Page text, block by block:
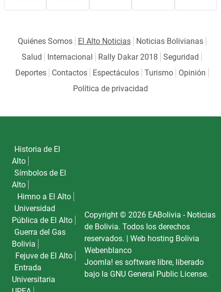
Quiénes Somos El Alto Noticias
Noticias Bolivianas
Salud
Internacional Rally Dakar 2018
Seguridad
Deportes
Contactos Espectáculos Turismo
Opinión
Política de privacidad
Historia de El
Alto
Símbolos de El
Alto
Himno a El Alto
Universidad
Pública de El Alto
Guerra del Gas
Bolivia
Fejuve de El Alto
Entrada
Universitaria
Copyright © 2026 EABolivia - Noticias
de Bolivia. Todos los derechos
reservados. |Web hosting Bolivia
Webenblanco
Joomla! es software libre, liberado
bajo la GNU General Public License.